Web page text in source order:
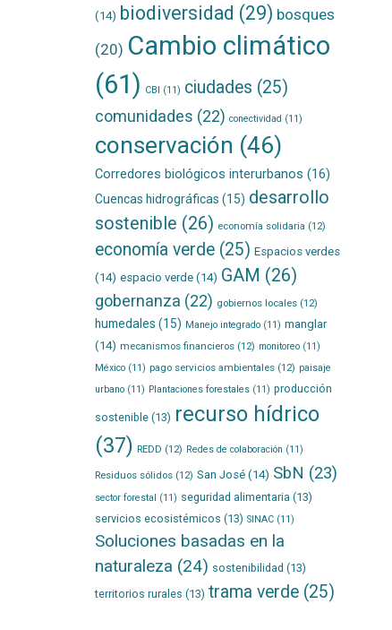
(14) biodiversidad (29) bosques
(20) Cambio climático
(61) CBI (11) ciudades (25)
comunidades (22) conectividad (11)
conservación (46)
Corredores biológicos interurbanos (16)
Cuencas hidrográficas (15) desarrollo
sostenible (26) economía solidaria (12)
economía verde(25) Espacios verdes
(14) espacio verde(14) GAM (26)
gobernanza (22) gobiernos locales(12)
humedales (15) Manejo integrado(11) manglar
(14) mecanismos financieros(12) monitoreo(11)
México(11) pago servicios ambientales(12) paisaje
urbano(11) Plantaciones forestales(11) producción
sostenible(13) recurso hídrico
(37) REDD (12) Redes de colaboración (11)
Residuos sólidos(12) San José(14) SbN (23)
sector forestal (11) seguridad alimentaria (13)
servicios ecosistémicos (13) SINAC(11)
Soluciones basadas en la
naturaleza (24) sostenibilidad (13)
territorios rurales (13) trama verde(25)